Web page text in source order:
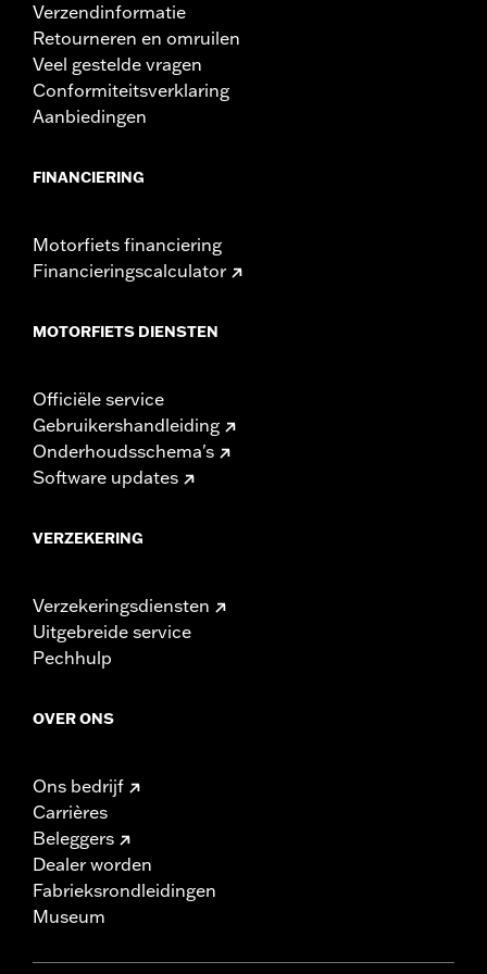
Verzendinformatie
Retourneren en omruilen
Veel gestelde vragen
Conformiteitsverklaring
Aanbiedingen
FINANCIERING
Motorfiets financiering
Financieringscalculator
MOTORFIETS DIENSTEN
Officiële service
Gebruikershandleiding
Onderhoudsschema's
Software updates
VERZEKERING
Verzekeringsdiensten
Uitgebreide service
Pechhulp
OVER ONS
Ons bedrijf
Carrières
Beleggers
Dealer worden
Fabrieksrondleidingen
Museum